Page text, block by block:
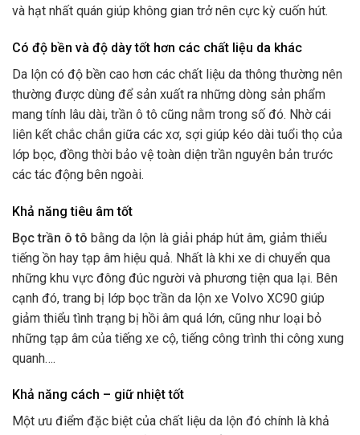
và hạt nhất quán giúp không gian trở nên cực kỳ cuốn hút.
Có độ bền và độ dày tốt hơn các chất liệu da khác
Da lộn có độ bền cao hơn các chất liệu da thông thường nên
thường được dùng để sản xuất ra những dòng sản phẩm
mang tính lâu dài, trần ô tô cũng nằm trong số đó. Nhờ cái
liên kết chắc chắn giữa các xơ, sợi giúp kéo dài tuổi thọ của
lớp bọc, đồng thời bảo vệ toàn diện trần nguyên bản trước
các tác động bên ngoài.
Khả năng tiêu âm tốt
Bọc trần ô tô bằng da lộn là giải pháp hút âm, giảm thiểu
tiếng ồn hay tạp âm hiệu quả. Nhất là khi xe di chuyển qua
những khu vực đông đúc người và phương tiện qua lại. Bên
cạnh đó, trang bị lớp bọc trần da lộn xe Volvo XC90 giúp
giảm thiểu tình trạng bị hồi âm quá lớn, cũng như loại bỏ
những tạp âm của tiếng xe cộ, tiếng công trình thi công xung
quanh….
Khả năng cách – giữ nhiệt tốt
Một ưu điểm đặc biệt của chất liệu da lộn đó chính là khả